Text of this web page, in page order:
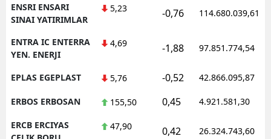
ENSRI ENSARI
SINAI YATIRIMLAR
5,23 -0,76 114.680.039,61
ENTRA IC ENTERRA
YEN. ENERJI
4,69 -1,88 97.851.774,54
EPLAS EGEPLAST 5,76 -0,52 42.866.095,87
ERBOS ERBOSAN 155,50 0,45 4.921.581,30
ERCB ERCIYAS
47,90 0,42 26.324.743,60